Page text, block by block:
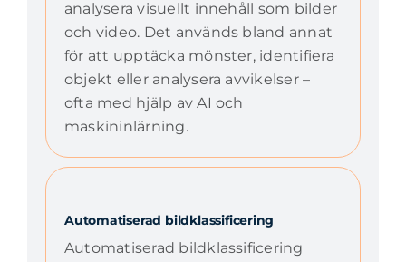
analysera visuellt innehåll som bilder
och video. Det används bland annat
för att upptäcka mönster, identifiera
objekt eller analysera avvikelser –
ofta med hjälp av AI och
maskininlärning.
Automatiserad bildklassificering
Automatiserad bildklassificering